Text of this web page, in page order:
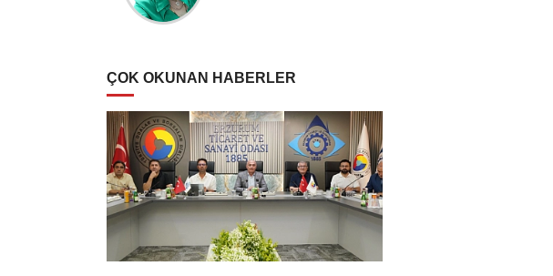
ÇOK OKUNAN HABERLER